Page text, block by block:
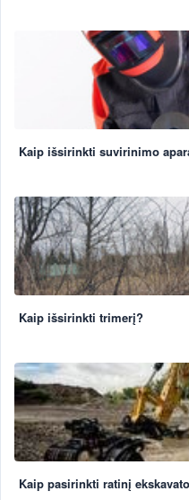
Kaip išsirinkti suvirinimo
Kaip išsirinkti trimerį?
Kaip pasirinkti ratinį